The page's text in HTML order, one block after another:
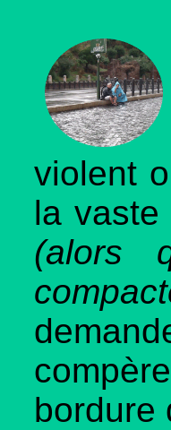
violent
la vaste
(alors
bordure